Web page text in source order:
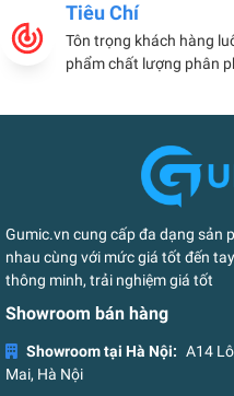
Tiêu Chí
Tôn trọng khách hàng
phẩm chất lượng phân
Gumic.vn cung cấp đa dạng sản
nhau cùng với mức giá tốt đến
thông minh, trải nghiệm giá tốt
Showroom bán hàng
Showroom tại Hà Nội: A14
Mai, Hà Nội